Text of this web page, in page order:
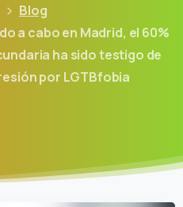
Blog
a cabo en Madrid, el 60%
ha sido testigo de
por LGTBfobia